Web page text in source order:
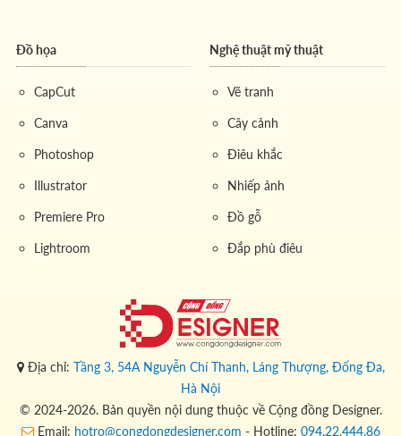
Đồ họa
CapCut
Canva
Photoshop
Illustrator
Premiere Pro
Lightroom
Nghệ thuật mỹ thuật
Vẽ tranh
Cây cảnh
Điêu khắc
Nhiếp ảnh
Đồ gỗ
Đắp phù điêu
Địa chỉ: Tầng 3, 54A Nguyễn Chí Thanh, Láng Thượng, Đống Đa,
Hà Nội
© 2024-2026. Bản quyền nội dung thuộc về Cộng đồng Designer.
Email: hotro@congdongdesigner.com - Hotline: 094.22.444.86